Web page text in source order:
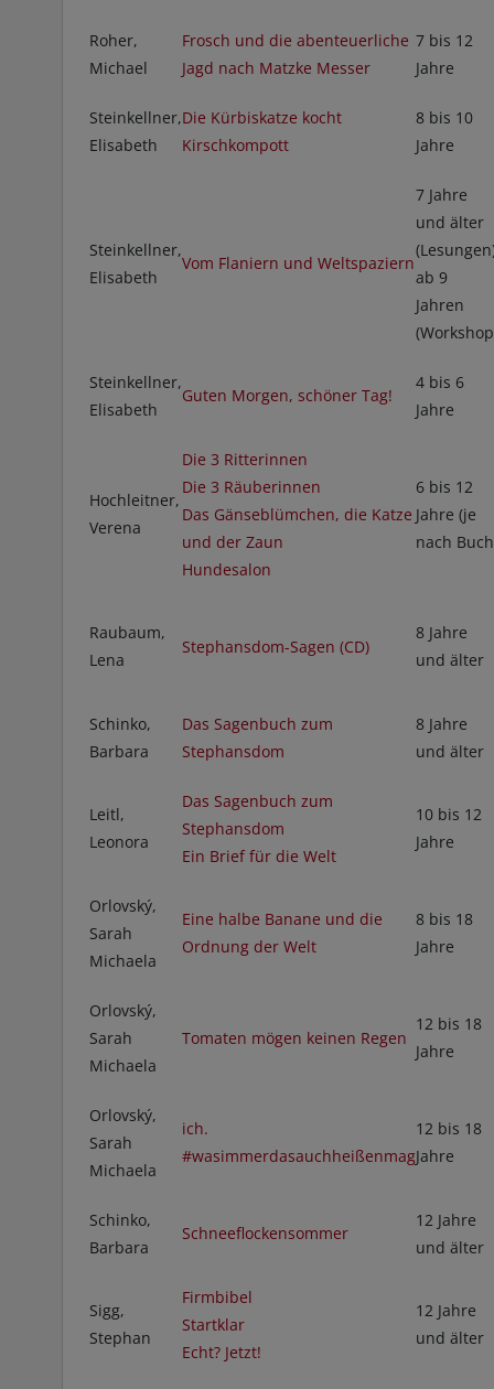
Roher,
Michael
Frosch und die abenteuerliche
Jagd nach Matzke Messer
7 bis 12
Jahre
Steinkellner,
Elisabeth
Die Kürbiskatze kocht
Kirschkompott
8 bis 10
Jahre
Steinkellner,
Elisabeth
Vom Flaniern und Weltspaziern
7 Jahre
und älter
ab 9
Jahren
Steinkellner,
Elisabeth
Guten Morgen, schöner Tag!
4 bis 6
Jahre
Hochleitner,
Verena
Die 3 Ritterinnen
Die 3 Räuberinnen
Das Gänseblümchen, die Katze
und der Zaun
Hundesalon
6 bis 12
Jahre (je
nach
Raubaum,
Lena
Stephansdom-Sagen (CD)
8 Jahre
und älter
Schinko,
Barbara
Das Sagenbuch zum
Stephansdom
8 Jahre
und älter
Leitl,
Leonora
Das Sagenbuch zum
Stephansdom
Ein Brief für die Welt
10 bis 12
Jahre
Orlovský,
Sarah
Michaela
Eine halbe Banane und die
Ordnung der Welt
8 bis 18
Jahre
Orlovský,
Sarah
Michaela
Tomaten mögen keinen Regen
12 bis 18
Jahre
Orlovský,
Sarah
Michaela
ich.
#wasimmerdasauchheißenmag
12 bis 18
Jahre
Schinko,
Barbara
Schneeflockensommer
12 Jahre
und älter
Sigg,
Stephan
Firmbibel
Startklar
Echt? Jetzt!
12 Jahre
und älter